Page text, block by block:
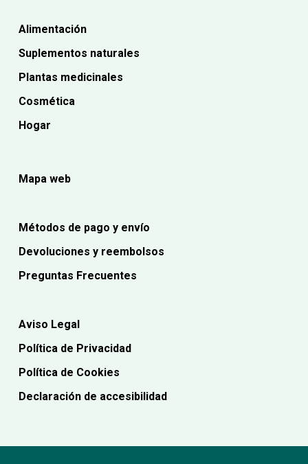
Alimentación
Suplementos naturales
Plantas medicinales
Cosmética
Hogar
Mapa web
Métodos de pago y envío
Devoluciones y reembolsos
Preguntas Frecuentes
Aviso Legal
Política de Privacidad
Política de Cookies
Declaración de accesibilidad